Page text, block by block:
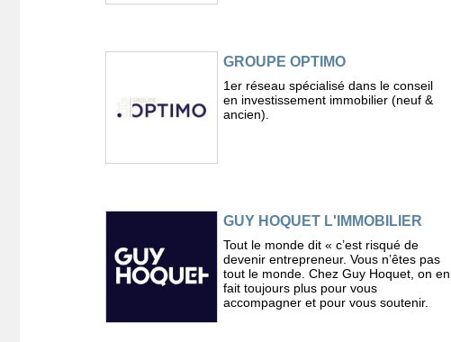
GROUPE OPTIMO
1er réseau spécialisé dans le conseil
en investissement immobilier (neuf &
ancien).
GUY HOQUET L'IMMOBILIER
Tout le monde dit « c’est risqué de
devenir entrepreneur. Vous n’êtes pas
tout le monde. Chez Guy Hoquet, on en
fait toujours plus pour vous
accompagner et pour vous soutenir.